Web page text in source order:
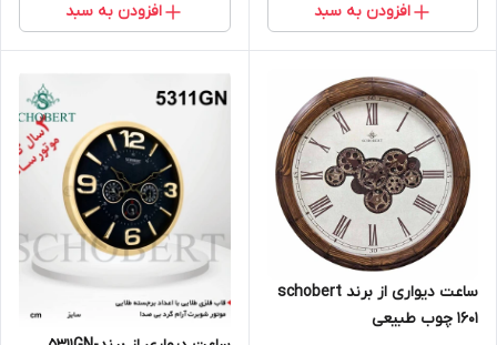
افزودن به سبد افزودن به سبد
ساعت دیواری از برند schobert
1601 چوب طبیعی